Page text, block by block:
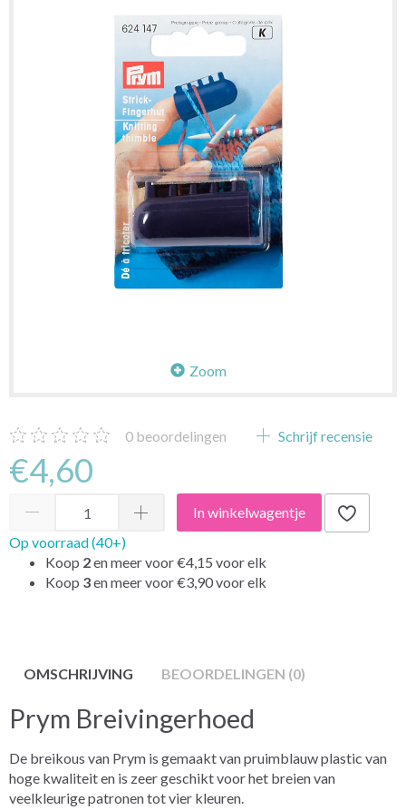
Zoom
0 beoordelingen Schrijf recensie
€4,60
In winkelwagentje
Op voorraad (40+)
Koop 2en meer voor€4,15 voor elk
Koop 3en meer voor€3,90voor elk
OMSCHRIJVING BEOORDELINGEN (0)
Prym Breivingerhoed
De breikous van Prym is gemaakt van pruimblauw plastic van
hoge kwaliteit en is zeer geschikt voor het breien van
veelkleurige patronen tot vier kleuren.